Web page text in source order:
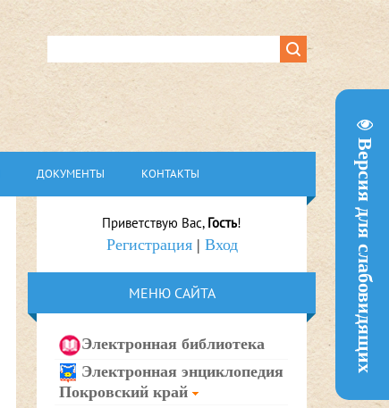
Версия для слабовидящих
ДОКУМЕНТЫ КОНТАКТЫ
Приветствую Вас, Гость!
Регистрация| Вход
МЕНЮ САЙТА
Электронная библиотека
Электронная энциклопедия
Покровский край